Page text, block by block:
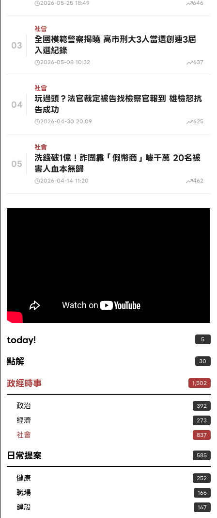
2026-05-25 18:49 646
03
社會
全國模範警察揭曉 高市刑大3人當選創連3屆
入選紀錄
2026-05-08 10:32 637
04
社會
玩過頭？法官裁定被告找檢察官報到 雄檢怒抗
告成功
2026-04-30 20:09 625
05
社會
洗錢破1億！詐團靠「假幣商」噱千萬 20名被
害人血本無歸
2026-04-14 11:20 462
today! 5
點解 30
政經時事 1,502
政治 392
經濟 273
社會 837
日常提案 585
健康 252
職場 166
建設 167